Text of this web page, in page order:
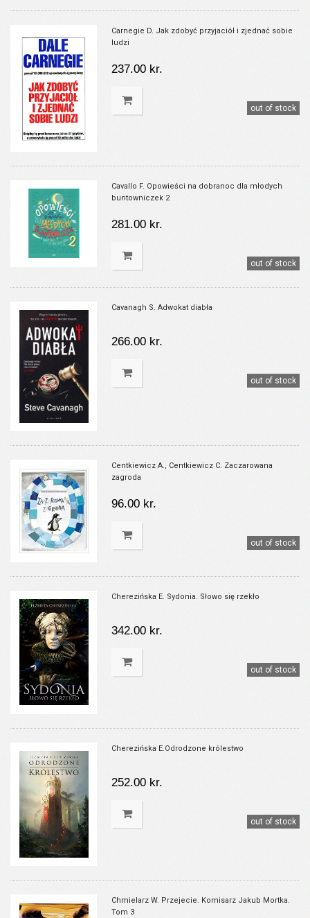
Carnegie D. Jak zdobyć przyjaciół i zjednać sobie
ludzi
237.00 kr.
out of stock
Cavallo F. Opowieści na dobranoc dla młodych
buntowniczek 2
281.00 kr.
out of stock
Cavanagh S. Adwokat diabła
266.00 kr.
out of stock
Centkiewicz A., Centkiewicz C. Zaczarowana
zagroda
96.00 kr.
out of stock
Cherezińska E. Sydonia. Słowo się rzekło
342.00 kr.
out of stock
Cherezińska E.Odrodzone królestwo
252.00 kr.
out of stock
Chmielarz W. Przejecie. Komisarz Jakub Mortka.
Tom 3